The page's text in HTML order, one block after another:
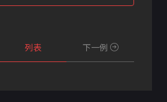
列表 下一例